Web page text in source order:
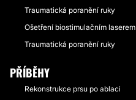
Traumatická poranění ruky
Ošetření biostimulačním laserem
Traumatická poranění ruky
PŘÍBĚHY
Rekonstrukce prsu po ablaci